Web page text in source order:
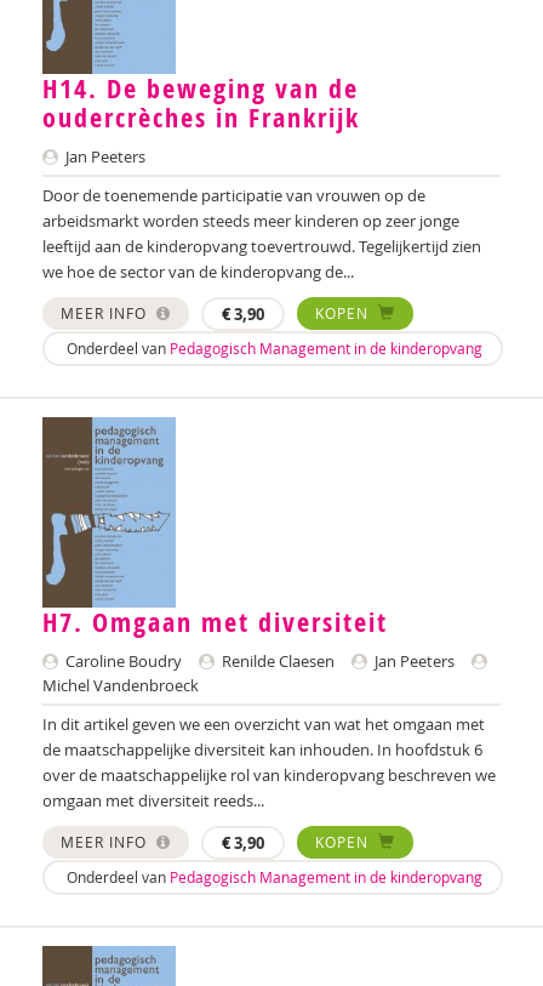
Iris Andriessen
Nilay Ardjosemito
Nishaan Ardjosemito
Siela Ardjosemito-Jethoe
Nicole van Asten
Diverse auteurs
Roli Ayutsede
Ben Baarda
Anne-Floor Bakker
Carolina Bakker
Miriam Barendregt
Ana del Barrio Saiz
Rina Bartels
Daniëlla Bastin
Henriet Bathoorn
Laura Batstra
Rebecca Beck
Celeste Bekkering
Maria Hetty van den Berg
H14. De beweging van de
oudercrèches in Frankrijk
Jan Peeters
Door de toenemende participatie van vrouwen op de
arbeidsmarkt worden steeds meer kinderen op zeer jonge
leeftijd aan de kinderopvang toevertrouwd. Tegelijkertijd zien
we hoe de sector van de kinderopvang de...
MEER INFO €3,90
KOPEN
Onderdeel van Pedagogisch Management in de kinderopvang
H7. Omgaan met diversiteit
Caroline Boudry Renilde Claesen
Jan Peeters
Michel Vandenbroeck
In dit artikel geven we een overzicht van wat het omgaan met
de maatschappelijke diversiteit kan inhouden. In hoofdstuk 6
over de maatschappelijke rol van kinderopvang beschreven we
omgaan met diversiteit reeds...
MEER INFO €3,90
KOPEN
Onderdeel van Pedagogisch Management in de kinderopvang